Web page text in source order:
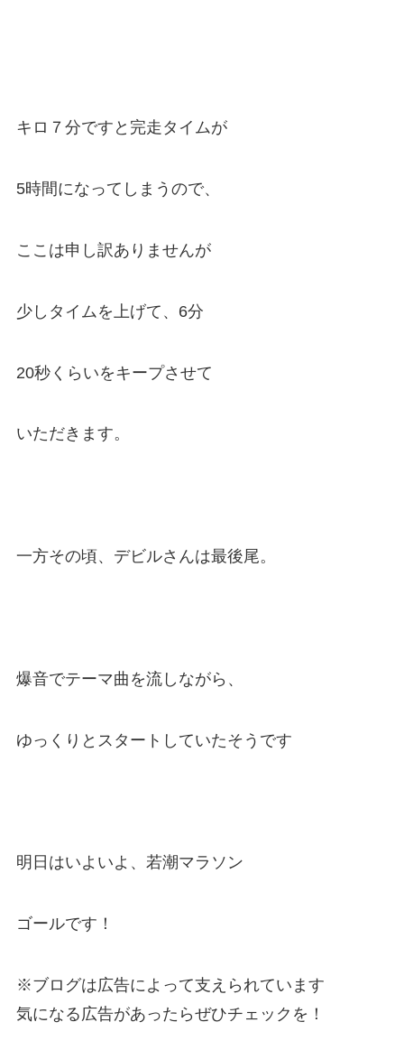
キロ７分ですと完走タイムが
5時間になってしまうので、
ここは申し訳ありませんが
少しタイムを上げて、6分
20秒くらいをキープさせて
いただきます。
一方その頃、デビルさんは最後尾。
爆音でテーマ曲を流しながら、
ゆっくりとスタートしていたそうです
明日はいよいよ、若潮マラソン
ゴールです！
※ブログは広告によって支えられています
気になる広告があったらぜひチェックを！